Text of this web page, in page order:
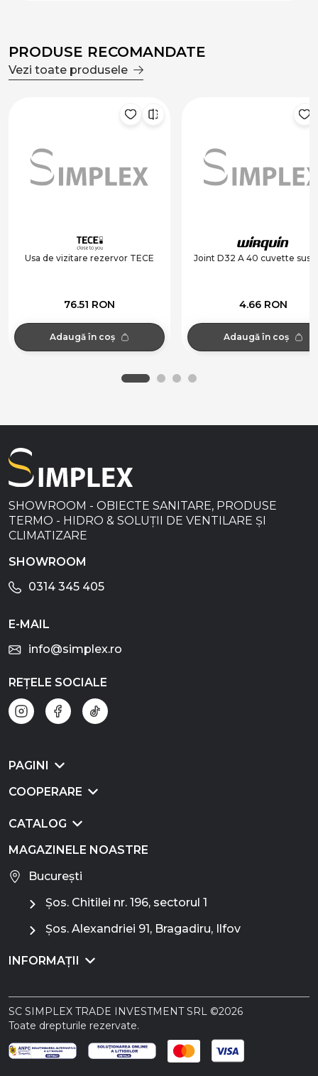
PRODUSE RECOMANDATE
Vezi toate produsele
Usa de vizitare rezervor TECE
76.51 RON
Adaugă în coș
Joint D32 A 40 cuvette
4.66 RON
Adaugă în coș
SHOWROOM - OBIECTE SANITARE, PRODUSE
TERMO - HIDRO & SOLUȚII DE VENTILARE ȘI
CLIMATIZARE
SHOWROOM
0314 345 405
E-MAIL
info@simplex.ro
REȚELE SOCIALE
PAGINI
COOPERARE
CATALOG
MAGAZINELE NOASTRE
București
Șos. Chitilei nr. 196, sectorul 1
Șos. Alexandriei 91, Bragadiru, Ilfov
INFORMAȚII
SC SIMPLEX TRADE INVESTMENT SRL ©2026
Toate drepturile rezervate.